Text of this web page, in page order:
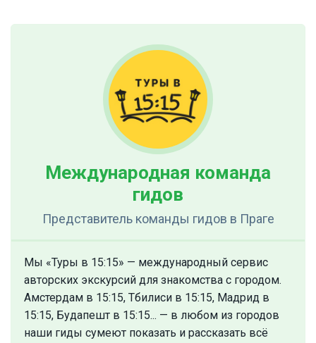
Международная команда
гидов
Представитель команды гидов в Праге
Мы «Туры в 15:15» — международный сервис
авторских экскурсий для знакомства с городом.
Амстердам в 15:15, Тбилиси в 15:15, Мадрид в
15:15, Будапешт в 15:15... — в любом из городов
наши гиды сумеют показать и рассказать всё